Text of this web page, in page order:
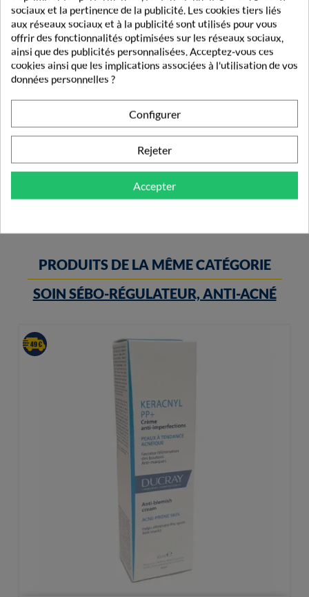
Bioderma Sébium Kerato+ Body Spray Anti-Imperfection...
18,00 €
PRODUITS DE LA MÊME CATÉGORIE
SOIN SÉBO-RÉGULATEUR, ANTI-ACNÉ
sociaux et la pertinence de la publicité. Les cookies tiers liés
aux réseaux sociaux et à la publicité sont utilisés pour vous
offrir des fonctionnalités optimisées sur les réseaux sociaux,
ainsi que des publicités personnalisées. Acceptez-vous ces
cookies ainsi que les implications associées à l'utilisation de vos
données personnelles ?
Configurer
Rejeter
Accepter